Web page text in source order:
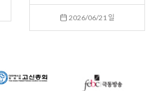
2026/06/21 일